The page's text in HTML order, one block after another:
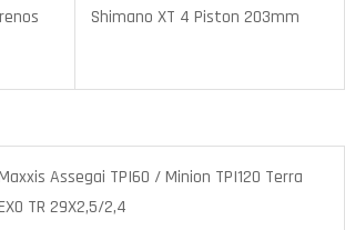
Shimano XT 4 Piston 203mm
Assegai TPI60 / Minion TPI120 Terra
TR 29X2,5/2,4